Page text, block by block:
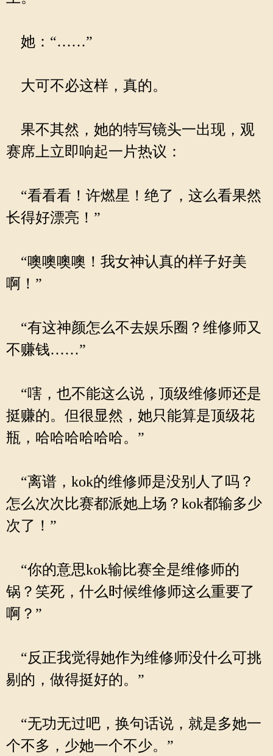
她：“……”
大可不必这样，真的。
果不其然，她的特写镜头一出现，观
赛席上立即响起一片热议：
“看看看！许燃星！绝了，这么看果然
长得好漂亮！”
“噢噢噢噢！我女神认真的样子好美
啊！”
“有这神颜怎么不去娱乐圈？维修师又
不赚钱……”
“嗐，也不能这么说，顶级维修师还是
挺赚的。但很显然，她只能算是顶级花
瓶，哈哈哈哈哈哈。”
“离谱，kok的维修师是没别人了吗？
怎么次次比赛都派她上场？kok都输多少
次了！”
“你的意思kok输比赛全是维修师的
锅？笑死，什么时候维修师这么重要了
啊？”
“反正我觉得她作为维修师没什么可挑
剔的，做得挺好的。”
“无功无过吧，换句话说，就是多她一
个不多，少她一个不少。”